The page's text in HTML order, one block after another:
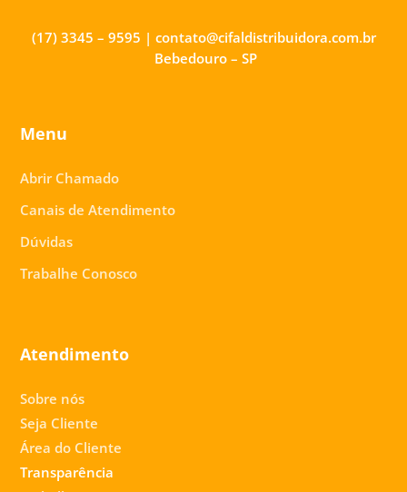
(17) 3345 – 9595 | contato@cifaldistribuidora.com.br
Bebedouro – SP
Menu
Abrir Chamado
Canais de Atendimento
Dúvidas
Trabalhe Conosco
Atendimento
Sobre nós
Seja Cliente
Área do Cliente
Transparência